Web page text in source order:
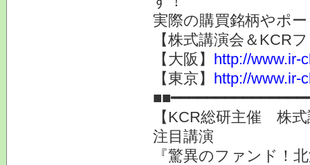
実際の購買銘柄やポ
【株式講演会＆KCR
【大阪】 http://www.ir-
【東京】 http://www.ir-
【KCR総研主催 株
注目講演
『驚異のファンド！